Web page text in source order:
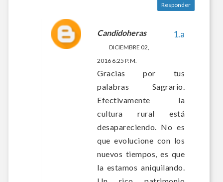
Responder
Candidoheras
DICIEMBRE 02,
2016 6:25 P. M.
Gracias por tus
palabras Sagrario.
Efectivamente la
cultura rural está
desapareciendo. No es
que evolucione con los
nuevos tiempos, es que
la estamos aniquilando.